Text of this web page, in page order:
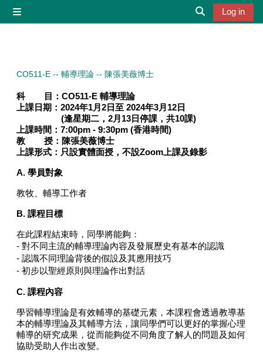
Log in
CO511-E -- 輔導理論 -- 陳張美薇博士
科 目： CO511-E 輔導理論
上課日期：2024年1月2日至 2024年3月12日
(逢星期二，2月13日停課，共10課)
上課時間：7:00pm - 9:30pm (香港時間)
教 授： 陳張美薇博士
上課形式：只設實體面授，不設Zoom上課及錄影
A. 學員對象
教牧、輔導工作者
B. 課程目標
在此課程結束時，同學將能夠：
- 對不同主流的輔導理論內容及發展歷史有基本的認識
- 認識不同理論背後的假設及其應用技巧
- 初步以聖經原則與理論作出對話
C. 課程內容
學習輔導理論是有效輔導的基礎元素，本課程會透過教導基
本的輔導理論及其輔導方法，讓同學們可以更好的掌握心理
輔導的研究成果，從而能夠從不同角度了解人的問題及如何
協助受助人作出改變。